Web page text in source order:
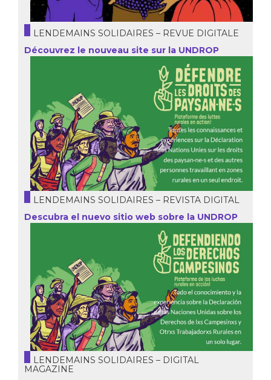
LENDEMAINS SOLIDAIRES – REVUE DIGITALE
Découvrez le nouveau site sur la UNDROP
LENDEMAINS SOLIDAIRES – REVISTA DIGITAL
Descubra el nuevo sitio web sobre la UNDROP
LENDEMAINS SOLIDAIRES – DIGITAL
MAGAZINE